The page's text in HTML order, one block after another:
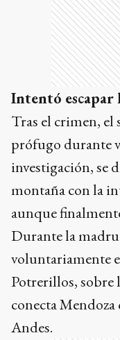
Intentó escapar
Tras el crimen, el
prófugo durante
investigación, se
montaña con la
aunque
Durante la
voluntariamente
Potrerillos, sobre
conecta
Andes.